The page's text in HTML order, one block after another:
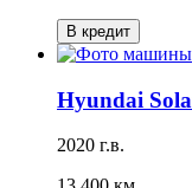
В кредит
Hyundai
2020 г.в.